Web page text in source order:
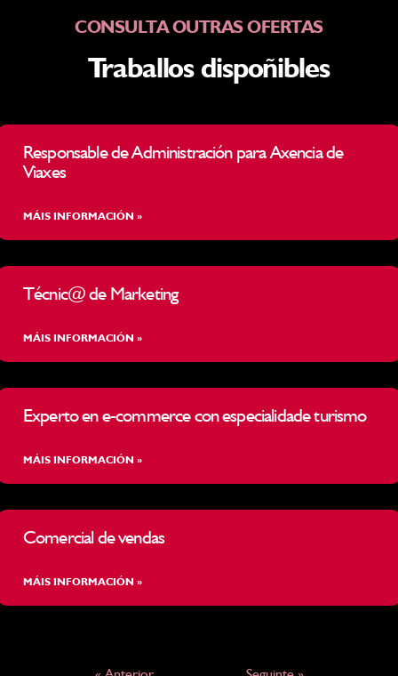
CONSULTA OUTRAS OFERTAS
Traballos dispoñibles
Responsable de Administración para Axencia de
Viaxes
MÁIS INFORMACIÓN »
Técnic@ de Marketing
MÁIS INFORMACIÓN »
Experto en e-commerce con especialidade turismo
MÁIS INFORMACIÓN »
Comercial de vendas
MÁIS INFORMACIÓN »